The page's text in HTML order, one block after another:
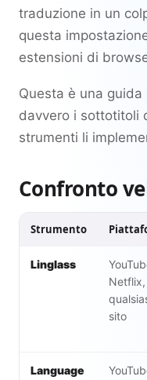
traduzione in un
questa
estensioni di
Questa è una
davvero i sottotitoli
strumenti li
Confronto
Strumento
Linglass
Netflix,
sito
Language